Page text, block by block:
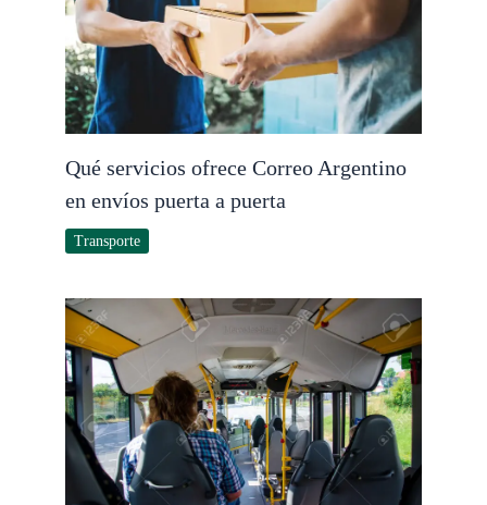
Qué servicios ofrece Correo Argentino
en envíos puerta a puerta
Transporte